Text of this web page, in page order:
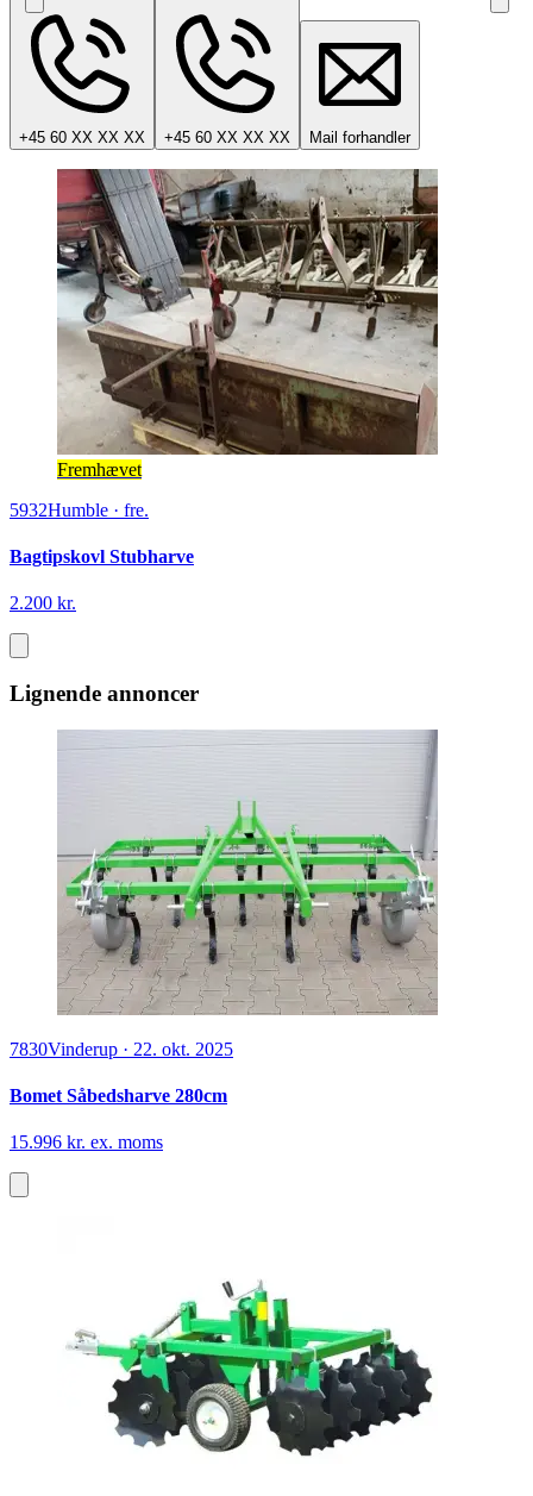
+45 60 XX XX XX +45 60 XX XX XX Mail forhandler
Fremhævet
5932Humble · fre.
Bagtipskovl Stubharve
2.200 kr.
Lignende annoncer
7830Vinderup · 22. okt. 2025
Bomet Såbedsharve 280cm
15.996 kr. ex. moms